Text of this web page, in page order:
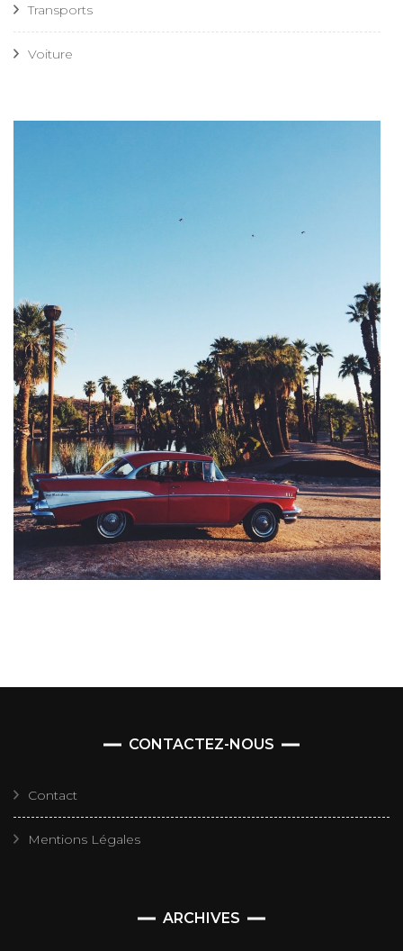
Transports
Voiture
CONTACTEZ-NOUS
Contact
Mentions Légales
ARCHIVES
Archives